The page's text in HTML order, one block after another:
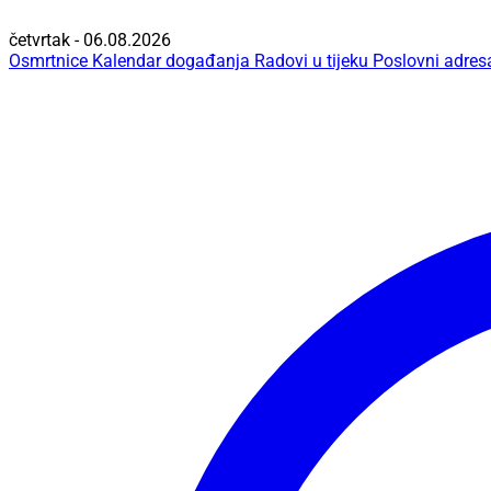
četvrtak - 06.08.2026
Osmrtnice Kalendar događanja Radovi u tijeku Poslovni